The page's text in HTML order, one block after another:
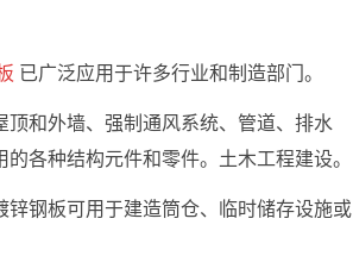
已广泛应用于许多行业和制造部门。
和外墙、强制通风系统、管道、排水
各种结构元件和零件。土木工程建设。
钢板可用于建造筒仓、临时储存设施或